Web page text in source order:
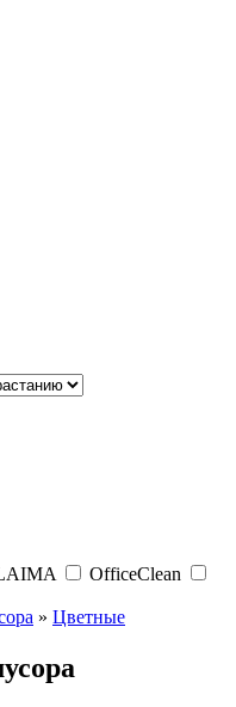
OfficeClean
» Цветные